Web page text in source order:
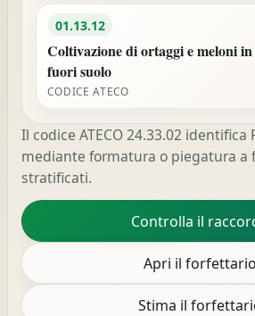
01.13.12
Coltivazione di ortaggi e meloni
fuori suolo
CODICE ATECO
Il codice ATECO 24.33.02 identifica
mediante formatura o piegatura a
stratificati.
Controlla il
Apri il forfettario
Stima il